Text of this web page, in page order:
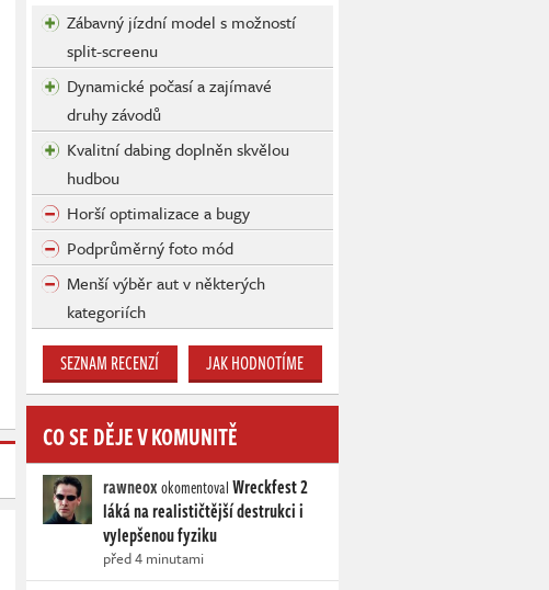
Zábavný jízdní model s možností
split-screenu
Dynamické počasí a zajímavé
druhy závodů
Kvalitní dabing doplněn skvělou
hudbou
Horší optimalizace a bugy
Podprůměrný foto mód
Menší výběr aut v některých
kategoriích
SEZNAM RECENZÍ JAK HODNOTÍME
CO SE DĚJE V KOMUNITĚ
rawneoxokomentovalWreckfest 2
láká na realističtější destrukci i
vylepšenou fyziku
před 4 minutami